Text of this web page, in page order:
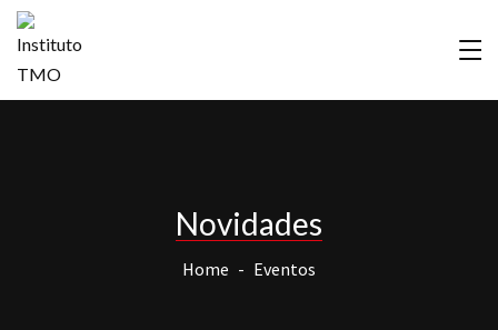
Novidades
Home Eventos